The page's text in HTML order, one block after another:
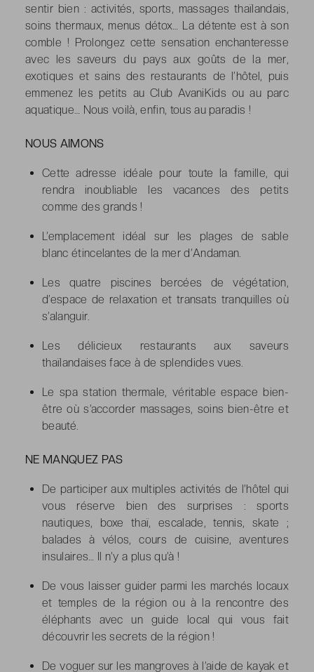
sentir bien : activités, sports, massages thaïlandais,
soins thermaux, menus détox… La détente est à son
comble ! Prolongez cette sensation enchanteresse
avec les saveurs du pays aux goûts de la mer,
exotiques et sains des restaurants de l’hôtel, puis
emmenez les petits au Club AvaniKids ou au parc
aquatique… Nous voilà, enfin, tous au paradis !
NOUS AIMONS
Cette adresse idéale pour toute la famille, qui
rendra inoubliable les vacances des petits
comme des grands !
L’emplacement idéal sur les plages de sable
blanc étincelantes de la mer d’Andaman.
Les quatre piscines bercées de végétation,
d’espace de relaxation et transats tranquilles où
s’alanguir.
Les délicieux restaurants aux saveurs
thaïlandaises face à de splendides vues.
Le spa station thermale, véritable espace bien-
être où s’accorder massages, soins bien-être et
beauté.
NE MANQUEZ PAS
De participer aux multiples activités de l’hôtel qui
vous réserve bien des surprises : sports
nautiques, boxe thaï, escalade, tennis, skate ;
balades à vélos, cours de cuisine, aventures
insulaires… Il n’y a plus qu’à !
De vous laisser guider parmi les marchés locaux
et temples de la région ou à la rencontre des
éléphants avec un guide local qui vous fait
découvrir les secrets de la région !
De voguer sur les mangroves à l’aide de kayak et